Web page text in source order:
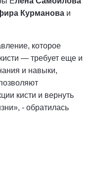
Курманова и
которое
— требует еще и
и навыки,
кисти и вернуть
- обратилась